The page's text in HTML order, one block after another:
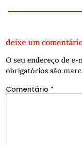
deixe um
O seu endereço de
obrigatórios são
Comentário *